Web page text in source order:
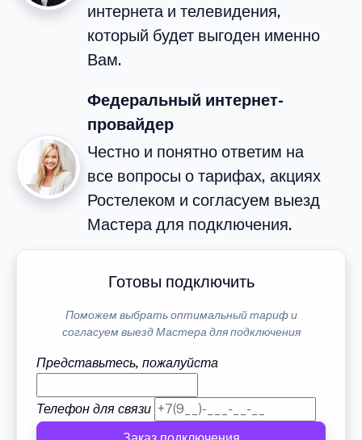
интернета и телевидения,
который будет выгоден именно
Вам.
Федеральный интернет-
провайдер
Честно и понятно ответим на
все вопросы о тарифах, акциях
Ростелеком и согласуем выезд
Мастера для подключения.
Готовы подключить
Поможем выбрать оптимальный тариф и
согласуем выезд Мастера для подключения
Представьтесь, пожалуйста
Телефон для связи